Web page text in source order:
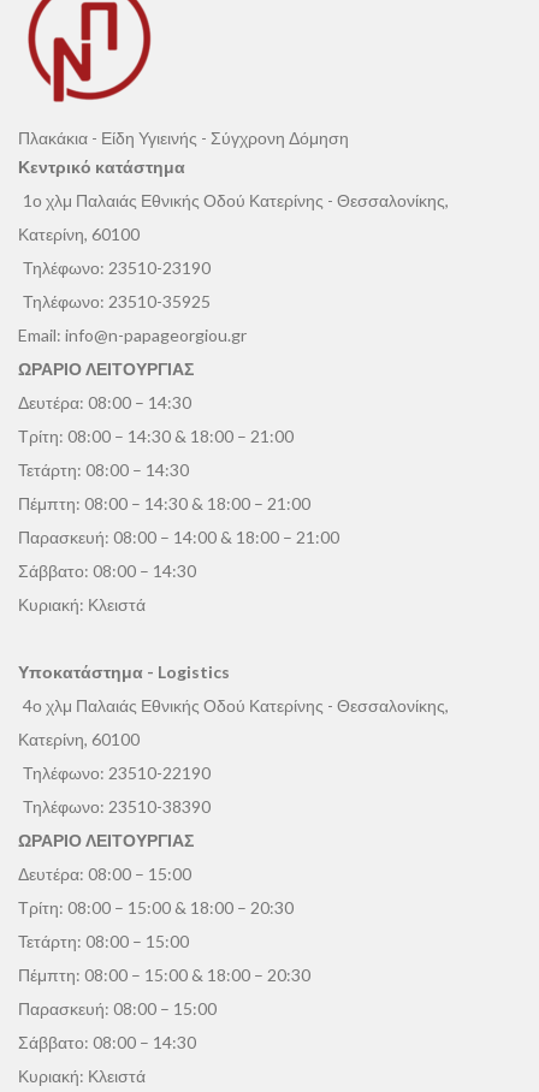
Πλακάκια - Είδη Υγιεινής - Σύγχρονη Δόμηση
Κεντρικό κατάστημα
1ο χλμ Παλαιάς Εθνικής Οδού Κατερίνης - Θεσσαλονίκης,
Κατερίνη, 60100
Τηλέφωνο: 23510-23190
Τηλέφωνο: 23510-35925
Email: info@n-papageorgiou.gr
ΩΡΑΡΙΟ ΛΕΙΤΟΥΡΓΙΑΣ
Δευτέρα: 08:00 – 14:30
Τρίτη: 08:00 – 14:30 & 18:00 – 21:00
Τετάρτη: 08:00 – 14:30
Πέμπτη: 08:00 – 14:30 & 18:00 – 21:00
Παρασκευή: 08:00 – 14:00 & 18:00 – 21:00
Σάββατο: 08:00 – 14:30
Κυριακή: Κλειστά
Υποκατάστημα - Logistics
4ο χλμ Παλαιάς Εθνικής Οδού Κατερίνης - Θεσσαλονίκης,
Κατερίνη, 60100
Τηλέφωνο: 23510-22190
Τηλέφωνο: 23510-38390
ΩΡΑΡΙΟ ΛΕΙΤΟΥΡΓΙΑΣ
Δευτέρα: 08:00 – 15:00
Τρίτη: 08:00 – 15:00 & 18:00 – 20:30
Τετάρτη: 08:00 – 15:00
Πέμπτη: 08:00 – 15:00 & 18:00 – 20:30
Παρασκευή: 08:00 – 15:00
Σάββατο: 08:00 – 14:30
Κυριακή: Κλειστά